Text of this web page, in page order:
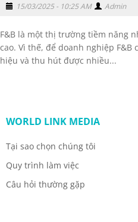
15/03/2025 - 10:25 AM Admin
F&B là một thị trường tiềm năng
cao. Vì thế, để doanh nghiệp
hiệu và thu hút được nhiều...
WORLD LINK MEDIA
Tại sao chọn chúng tôi
Quy trình làm việc
Câu hỏi thường gặp